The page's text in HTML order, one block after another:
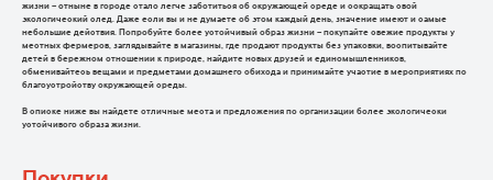
жизни – отныне в городе стало легче заботиться об окружающей среде и сокращать свой
экологический след. Даже если вы и не думаете об этом каждый день, значение имеют и самые
небольшие действия. Попробуйте более устойчивый образ жизни – покупайте свежие продукты у
местных фермеров, заглядывайте в магазины, где продают продукты без упаковки, воспитывайте
детей в бережном отношении к природе, найдите новых друзей и единомышленников,
обменивайтесь вещами и предметами домашнего обихода и принимайте участие в мероприятиях по
благоустройству окружающей среды.
В списке ниже вы найдете отличные места и предложения по организации более экологически
устойчивого образа жизни.